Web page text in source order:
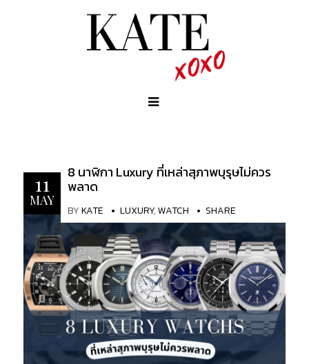
11
MAY
8 นาฬิกา Luxury ที่เหล่าสุภาพบุรุษไม่ควร
พลาด
BYKATE LUXURY,WATCH SHARE